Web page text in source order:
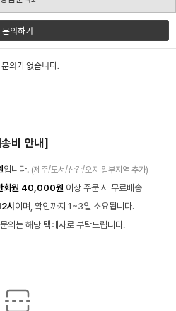
문의하기
의가 없습니다.
비 안내]
입니다. (제주/도서/산간/오지 일부지역 추가)
회원 40,000원 이상 주문 시 무료배송
시 이며, 확인까지 1~3일 소요됩니다.
의는 해당 택배사로 부탁드립니다.